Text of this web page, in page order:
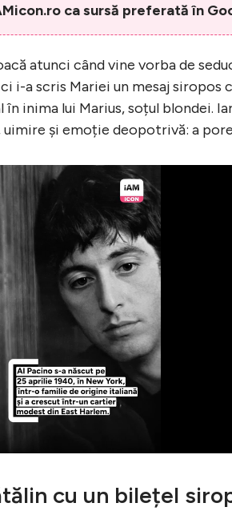
ca sursă preferată în
atunci când vine vorba de
i-a scris Mariei un mesaj siropos
inima lui Marius, soțul blondei.
și emoție deopotrivă: a
cu un bilețel